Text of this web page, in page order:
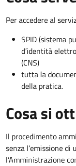
Per accedere al
SPID (sistema
d’identità
(CNS)
tutta la
della pratica.
Cosa si
Il procedimento
senza l’emissione
l’Amministrazione